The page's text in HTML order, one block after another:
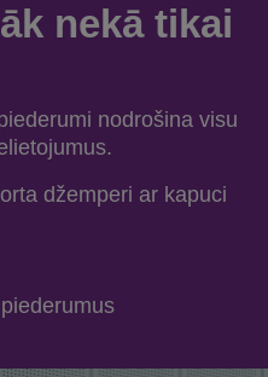
nekā tikai
nodrošina visu
džemperi ar kapuci